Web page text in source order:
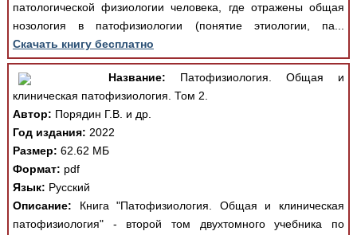
патологической физиологии человека, где отражены общая
нозология в патофизиологии (понятие этиологии, па...
Скачать книгу бесплатно
Название: Патофизиология. Общая и
клиническая патофизиология. Том 2.
Автор: Порядин Г.В. и др.
Год издания: 2022
Размер: 62.62 МБ
Формат: pdf
Язык: Русский
Описание: Книга "Патофизиология. Общая и клиническая
патофизиология" - второй том двухтомного учебника по